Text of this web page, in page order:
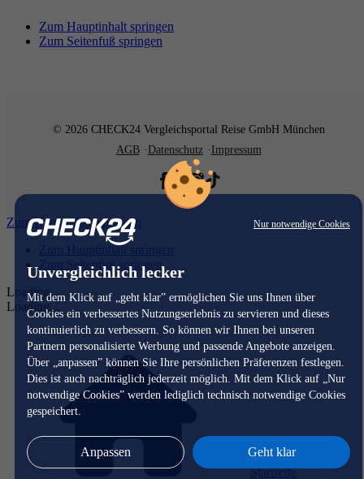
Nur notwendige Cookies
Unvergleichlich lecker
Mit dem Klick auf „geht klar” ermöglichen Sie uns Ihnen über
Cookies ein verbessertes Nutzungserlebnis zu servieren und dieses
kontinuierlich zu verbessern. So können wir Ihnen bei unseren
Partnern personalisierte Werbung und passende Angebote anzeigen.
Über „anpassen” können Sie Ihre persönlichen Präferenzen festlegen.
Dies ist auch nachträglich jederzeit möglich. Mit dem Klick auf „Nur
notwendige Cookies” werden lediglich technisch notwendige Cookies
gespeichert.
Anpassen Geht klar
Zum Hauptinhalt springen
Zum Seitenfuß springen
© 2026 CHECK24 Vergleichsportal Reise GmbH München
AGB
Datenschutz Impressum
Zum Hauptinhalt springen
Zum Hauptinhalt springen
Zum Seitenfuß springen
Loading...
Loading...
Startseite